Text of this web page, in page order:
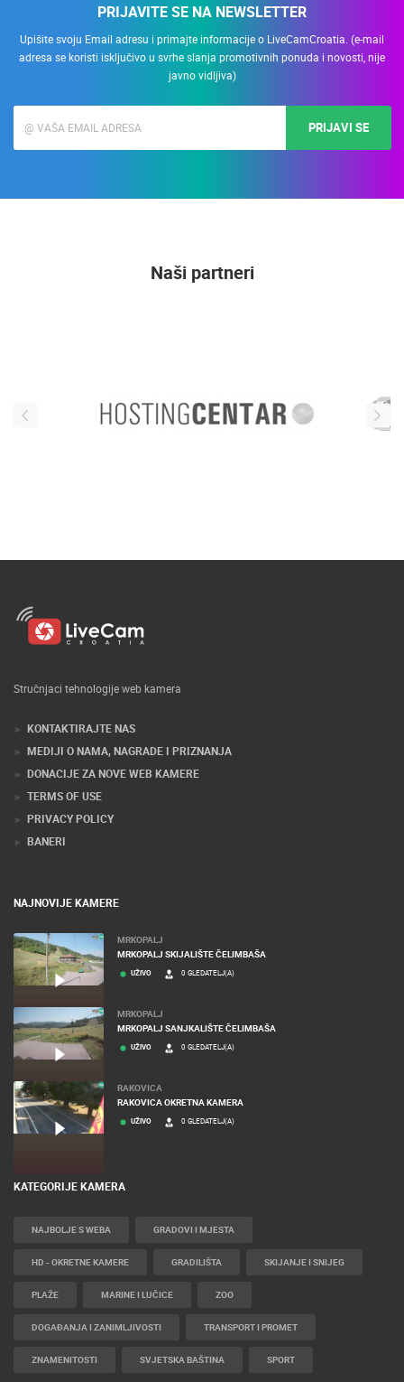
PRIJAVITE SE NA NEWSLETTER
Upišite svoju Email adresu i primajte informacije o LiveCamCroatia. (e-mail
adresa se koristi isključivo u svrhe slanja promotivnih ponuda i novosti, nije
javno vidljiva)
PRIJAVI SE
Naši partneri
Stručnjaci tehnologije web kamera
KONTAKTIRAJTE NAS
MEDIJI O NAMA, NAGRADE I PRIZNANJA
DONACIJE ZA NOVE WEB KAMERE
TERMS OF USE
PRIVACY POLICY
BANERI
NAJNOVIJE KAMERE
MRKOPALJ
MRKOPALJ SKIJALIŠTE ČELIMBAŠA
UŽIVO 0 GLEDATELJ(A)
MRKOPALJ
MRKOPALJ SANJKALIŠTE ČELIMBAŠA
UŽIVO 0 GLEDATELJ(A)
RAKOVICA
RAKOVICA OKRETNA KAMERA
UŽIVO 0 GLEDATELJ(A)
KATEGORIJE KAMERA
NAJBOLJE S WEBA GRADOVI I MJESTA
HD - OKRETNE KAMERE GRADILIŠTA SKIJANJE I SNIJEG
PLAŽE MARINE I LUČICE ZOO
DOGAĐANJA I ZANIMLJIVOSTI TRANSPORT I PROMET
ZNAMENITOSTI SVJETSKA BAŠTINA SPORT